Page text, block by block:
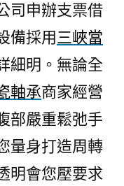
司申辦支票借
備採用三峽當
細明。無論全
軸承商家經營
部嚴重鬆弛手
量身打造周轉
明會您壓要求